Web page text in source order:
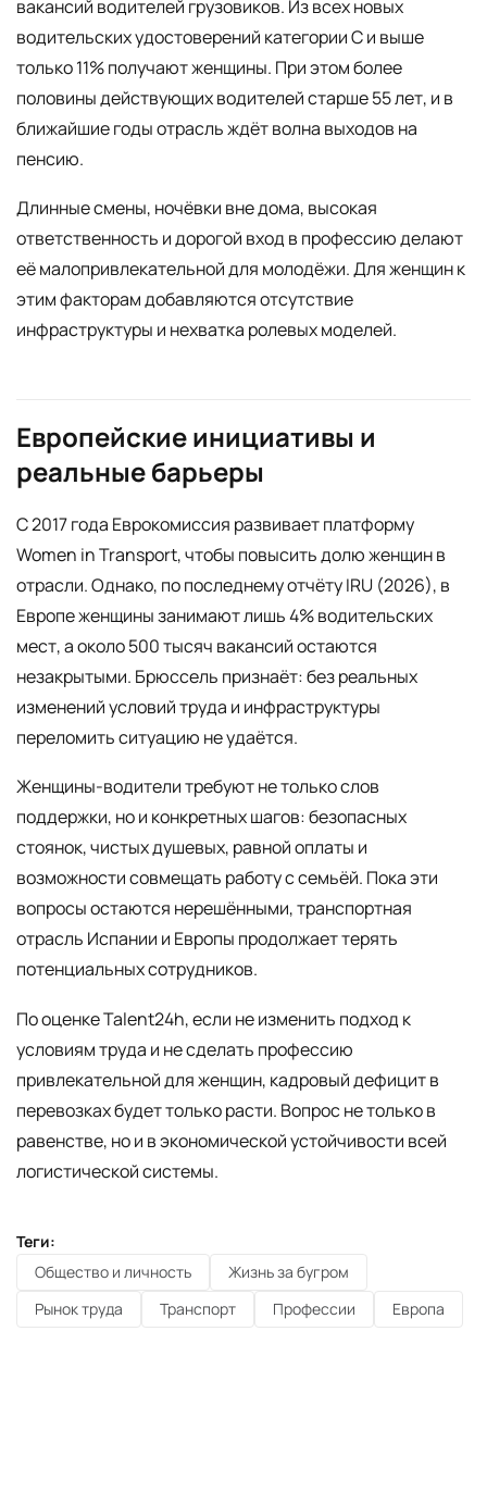
вакансий водителей грузовиков. Из всех новых
водительских удостоверений категории C и выше
только 11% получают женщины. При этом более
половины действующих водителей старше 55 лет, и в
ближайшие годы отрасль ждёт волна выходов на
пенсию.
Длинные смены, ночёвки вне дома, высокая
ответственность и дорогой вход в профессию делают
её малопривлекательной для молодёжи. Для женщин к
этим факторам добавляются отсутствие
инфраструктуры и нехватка ролевых моделей.
Европейские инициативы и
реальные барьеры
С 2017 года Еврокомиссия развивает платформу
Women in Transport, чтобы повысить долю женщин в
отрасли. Однако, по последнему отчёту IRU (2026), в
Европе женщины занимают лишь 4% водительских
мест, а около 500 тысяч вакансий остаются
незакрытыми. Брюссель признаёт: без реальных
изменений условий труда и инфраструктуры
переломить ситуацию не удаётся.
Женщины-водители требуют не только слов
поддержки, но и конкретных шагов: безопасных
стоянок, чистых душевых, равной оплаты и
возможности совмещать работу с семьёй. Пока эти
вопросы остаются нерешёнными, транспортная
отрасль Испании и Европы продолжает терять
потенциальных сотрудников.
По оценке Talent24h, если не изменить подход к
условиям труда и не сделать профессию
привлекательной для женщин, кадровый дефицит в
перевозках будет только расти. Вопрос не только в
равенстве, но и в экономической устойчивости всей
логистической системы.
Теги:
Общество и личность
Жизнь за бугром
Рынок труда
Транспорт Профессии Европа